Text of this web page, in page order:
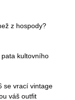
z hospody?
kultovního
se vrací vintage
váš outfit